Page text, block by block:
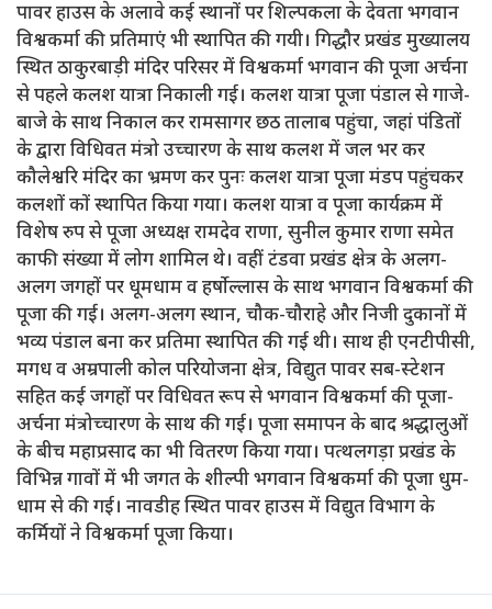
पावर हाउस के अलावे कई स्थानों पर शिल्पकला के देवता भगवान
विश्वकर्मा की प्रतिमाएं भी स्थापित की गयी। गिद्धौर प्रखंड मुख्यालय
स्थित ठाकुरबाड़ी मंदिर परिसर में विश्वकर्मा भगवान की पूजा अर्चना
से पहले कलश यात्रा निकाली गई। कलश यात्रा पूजा पंडाल से गाजे-
बाजे के साथ निकाल कर रामसागर छठ तालाब पहुंचा, जहां पंडितों
के द्वारा विधिवत मंत्रो उच्चारण के साथ कलश में जल भर कर
कौलेश्वरि मंदिर का भ्रमण कर पुनः कलश यात्रा पूजा मंडप पहुंचकर
कलशों कों स्थापित किया गया। कलश यात्रा व पूजा कार्यक्रम में
विशेष रुप से पूजा अध्यक्ष रामदेव राणा, सुनील कुमार राणा समेत
काफी संख्या में लोग शामिल थे। वहीं टंडवा प्रखंड क्षेत्र के अलग-
अलग जगहों पर धूमधाम व हर्षाेल्लास के साथ भगवान विश्वकर्मा की
पूजा की गई। अलग-अलग स्थान, चौक-चौराहे और निजी दुकानों में
भव्य पंडाल बना कर प्रतिमा स्थापित की गई थी। साथ ही एनटीपीसी,
मगध व अम्रपाली कोल परियोजना क्षेत्र, विद्युत पावर सब-स्टेशन
सहित कई जगहों पर विधिवत रूप से भगवान विश्वकर्मा की पूजा-
अर्चना मंत्रोच्चारण के साथ की गई। पूजा समापन के बाद श्रद्धालुओं
के बीच महाप्रसाद का भी वितरण किया गया। पत्थलगड़ा प्रखंड के
विभिन्न गावों में भी जगत के शील्पी भगवान विश्वकर्मा की पूजा धुम-
धाम से की गई। नावडीह स्थित पावर हाउस में विद्युत विभाग के
कर्मियों ने विश्वकर्मा पूजा किया।